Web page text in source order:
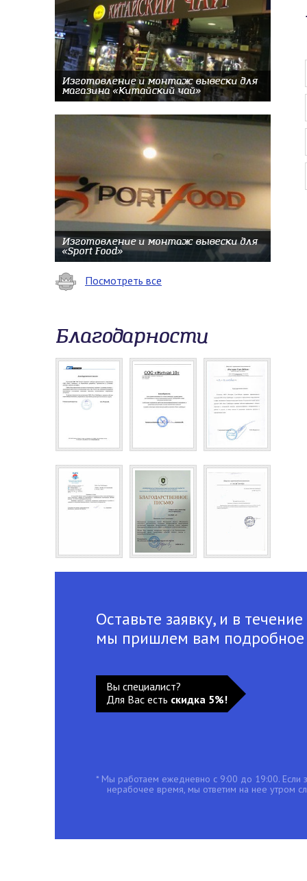
Изготовление и монтаж вывески для
магазина «Китайский чай»
Изготовление и монтаж вывески для
«Sport Food»
Посмотреть все
Благодарности
Оставьте заявку, и в
мы пришлем вам
Вы специалист?
Для Вас есть скидка 5%!
* Мы работаем ежедневно с 9:00 до 19:00. Если
нерабочее время, мы ответим на нее утром